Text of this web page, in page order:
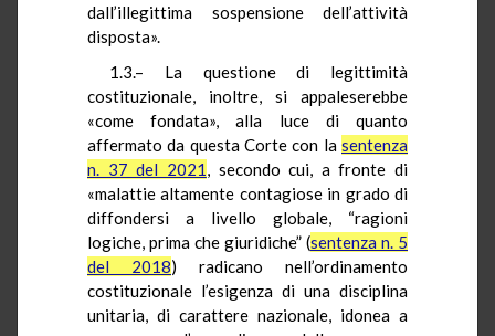
dall’illegittima sospensione dell’attività
disposta».
1.3.– La questione di legittimità
costituzionale, inoltre, si appaleserebbe
«come fondata», alla luce di quanto
affermato da questa Corte con la sentenza
n. 37 del 2021, secondo cui, a fronte di
«malattie altamente contagiose in grado di
diffondersi a livello globale, “ragioni
logiche, prima che giuridiche” (sentenza n. 5
del 2018) radicano nell’ordinamento
costituzionale l’esigenza di una disciplina
unitaria, di carattere nazionale, idonea a